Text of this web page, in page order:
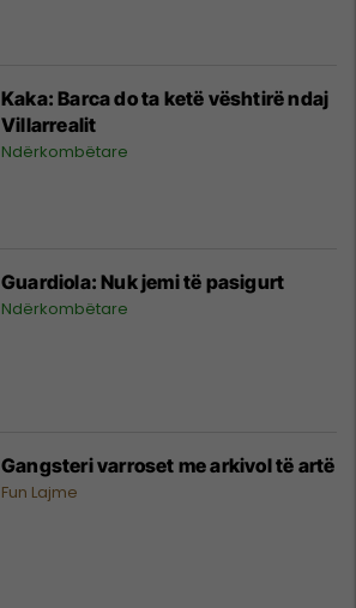
Kaka: Barca do ta ketë vështirë ndaj
Villarrealit
Ndërkombëtare
Guardiola: Nuk jemi të pasigurt
Ndërkombëtare
Gangsteri varroset me arkivol të artë
Fun Lajme